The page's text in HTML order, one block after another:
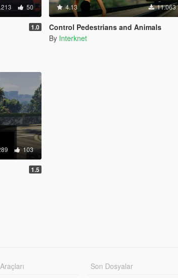
50
1.0
4.13 11.063
Control Pedestrians and Animals
By Interknet
103
1.5
Son Dosyalar